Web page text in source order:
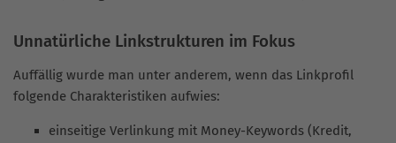
Unnatürliche Linkstrukturen im Fokus
Auffällig wurde man unter anderem, wenn das Linkprofil
folgende Charakteristiken aufwies:
einseitige Verlinkung mit Money-Keywords (Kredit,